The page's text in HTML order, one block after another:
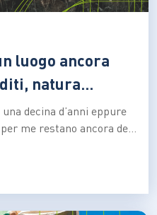
luogo ancora
natura
locale
decina d’anni eppure
me restano ancora del
anni di poter visitare la
a nord del paese a circa